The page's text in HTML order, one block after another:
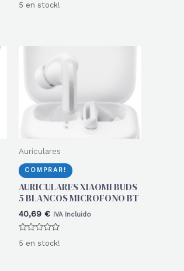
con
5 en stock!
Auriculares
COMPRAR!
AURICULARES XIAOMI BUDS
5 BLANCOS MICROFONO BT
40,69€ IVA Incluido
con
5 en stock!